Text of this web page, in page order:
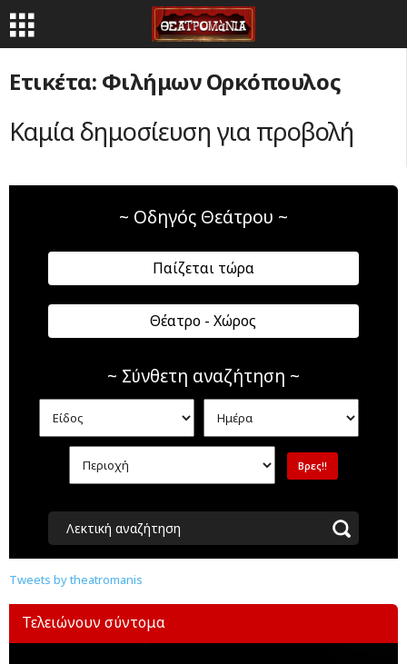
Ετικέτα: Φιλήμων Ορκόπουλος
Καμία δημοσίευση για προβολή
~ Οδηγός Θεάτρου ~
Παίζεται τώρα
Θέατρο - Χώρος
~ Σύνθετη αναζήτηση ~
Λεκτική αναζήτηση
Tweets by theatromanis
Τελειώνουν σύντομα